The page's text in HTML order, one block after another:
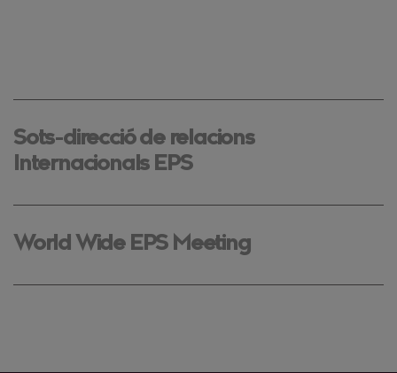
Sots-direcció de relacions
Internacionals EPS
World Wide EPS Meeting